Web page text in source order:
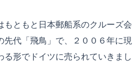
もともと日本郵船系のクルーズ会
先代「飛鳥」で、２００６年に現
る形でドイツに売られていきまし